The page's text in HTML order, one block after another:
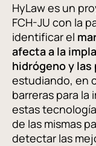
HyLaw es un
FCH-JU con la
identificar el
afecta a la
hidrógeno y
estudiando, en
barreras para
estas
de las mismas
detectar las